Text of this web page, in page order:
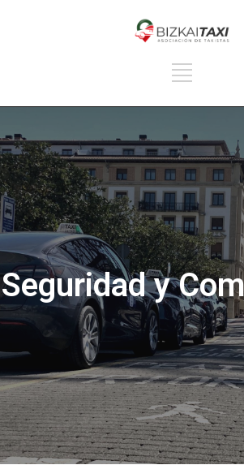
Seguridad y